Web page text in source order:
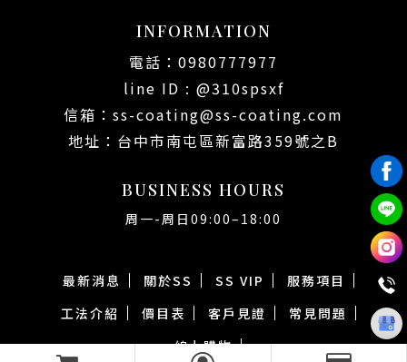
INFORMATION
0980777977
line ID : @310spsxf
ss-coating@ss-coating.com
台中市南屯區新富路359號之B
BUSINESS HOURS
周一-周日09:00–18:00
最新消息 關於SS SS VIP
服務項目
工法介紹
價目表 客戶見證
常見問題
線上購物